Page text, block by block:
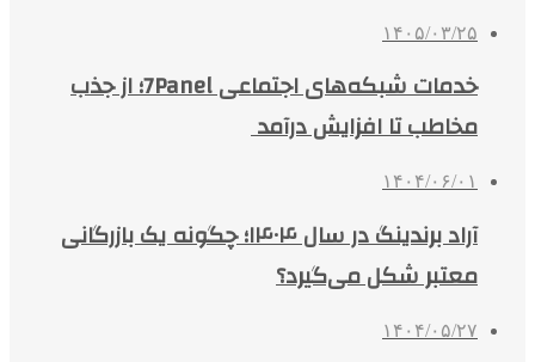
۱۴۰۵/۰۳/۲۵
خدمات شبکه‌های اجتماعی 7Panel؛ از جذب
مخاطب تا افزایش درآمد
۱۴۰۴/۰۶/۰۱
آراد برندینگ در سال ۱۴۰۴؛ چگونه یک بازرگانی
معتبر شکل می‌گیرد؟
۱۴۰۴/۰۵/۲۷